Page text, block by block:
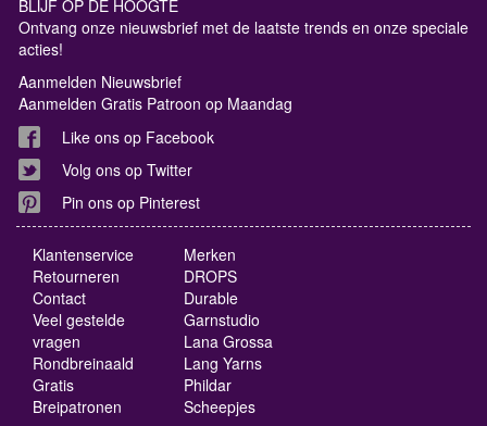
BLIJF OP DE HOOGTE
Ontvang onze nieuwsbrief met de laatste trends en onze speciale
acties!
Aanmelden Nieuwsbrief
Aanmelden Gratis Patroon op Maandag
Like ons op Facebook
Volg ons op Twitter
Pin ons op Pinterest
Klantenservice
Retourneren
Contact
Veel gestelde
vragen
Rondbreinaald
Gratis
Breipatronen
Merken
DROPS
Durable
Garnstudio
Lana Grossa
Lang Yarns
Phildar
Scheepjes